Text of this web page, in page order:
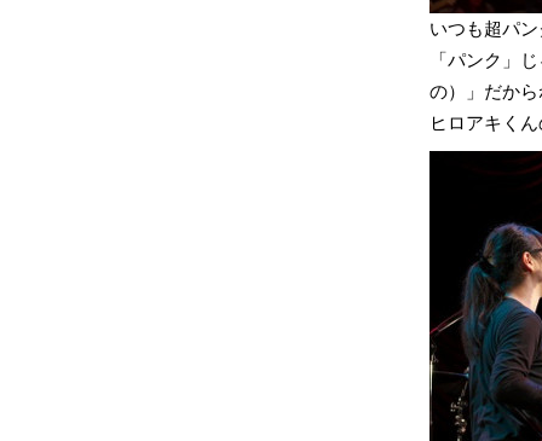
いつも超パ
「パンク」
の）」だか
ヒロアキく